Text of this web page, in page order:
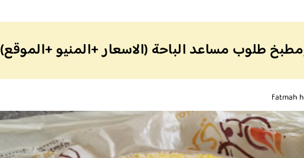
طلوب مساعد الباحة (الاسعار +المنيو +الموقع)
fatmah